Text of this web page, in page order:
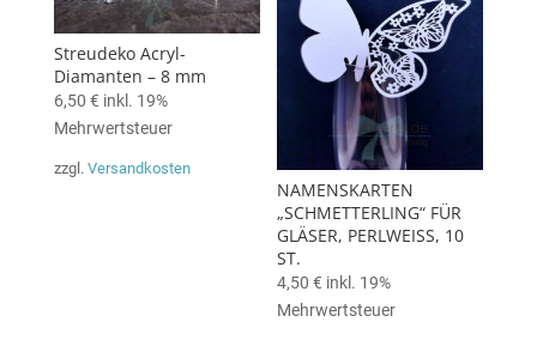
Streudeko Acryl-
Diamanten – 8 mm
6,50 € inkl. 19%
Mehrwertsteuer
zzgl. Versandkosten
NAMENSKARTEN
„SCHMETTERLING“ FÜR
GLÄSER, PERLWEISS, 10
ST.
4,50€ inkl. 19%
Mehrwertsteuer